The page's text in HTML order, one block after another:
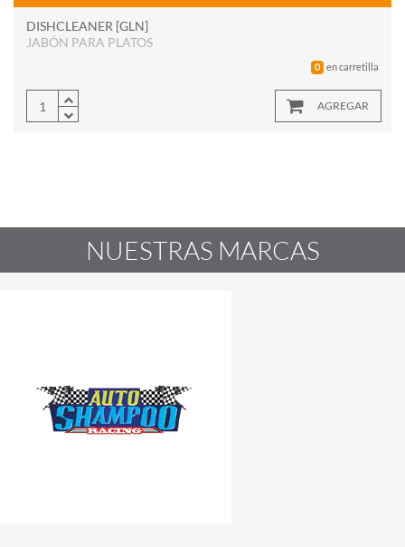
DISHCLEANER [GLN]
JABÓN PARA PLATOS
0 en carretilla
AGREGAR
NUESTRAS MARCAS